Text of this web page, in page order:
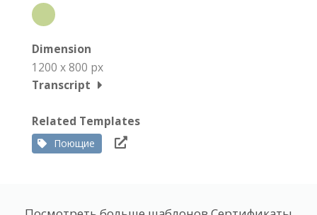
Dimension
1200 x 800 px
Transcript
Related Templates
Поющие